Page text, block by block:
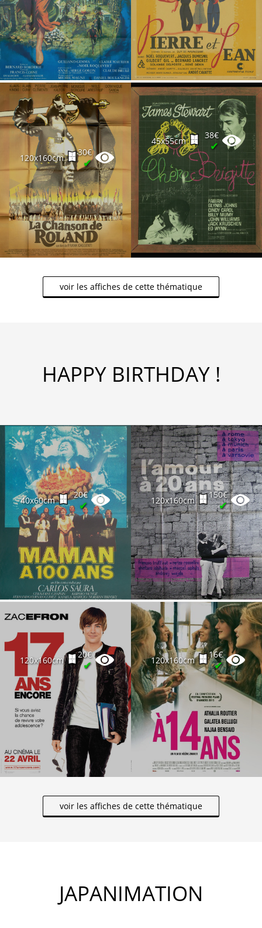
120x160cm
30€
✔
45x55cm
38€
✔
voir les affiches de cette thématique
HAPPY BIRTHDAY !
40x60cm
20€
✔ 120x160cm
150€
✔
120x160cm
20€
✔ 120x160cm
16€
✔
voir les affiches de cette thématique
JAPANIMATION